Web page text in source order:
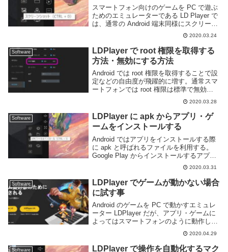
スマートフォン向けのゲームを PC で遊ぶ
ためのエミュレーターである LD Player で
は、通常の Android 端末同様にスクリーン
ショットを撮る事ができる。このページで
は LD Player でスクリーンショットを撮る
方法及び、ス...
2020.03.24
Software
LDPlayer で root 権限を取得する
方法・無効にする方法
Android では root 権限を取得することで設
定などの自由度が飛躍的に増す。通常スマ
ートフォンでは root 権限は標準で無効化
されており、少々面倒くさい手順を踏むこ
とで有効になるケースが多い。スマートフ
ォン向けのゲームを PC で...
2020.03.28
Software
LDPlayer に apk からアプリ・ゲ
ームをインストールする
Android ではアプリをインストールする際
に apk と呼ばれるファイルを利用する。
Google Play からインストールするアプリ
やゲームなども実体は全て apk ファイルと
なっている。ところがアプリによっては
Google Pla...
2020.03.31
Software
LDPlayer でゲームが動かない場合
に試す事
Android のゲームを PC で動かすエミュレ
ーター LDPlayer だが、アプリ・ゲームに
よってはスマートフォンのように動作しな
いことがある。このページでは LDPlayer
でアプリ・ゲームが動かない場合に試して
みる事を列挙しよう...
2020.04.29
Software
LDPlayer で操作を自動化するマク